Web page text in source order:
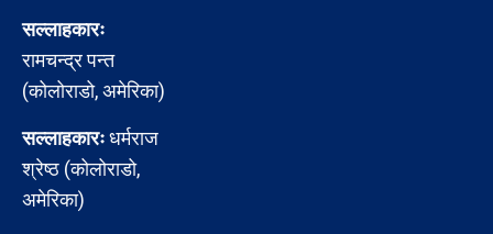
सल्लाहकारः
रामचन्द्र पन्त
(कोलोराडो, अमेरिका)
सल्लाहकारःधर्मराज
श्रेष्ठ (कोलोराडो,
अमेरिका)